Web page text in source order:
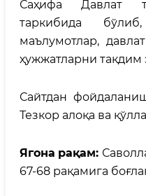
Саҳифа Давлат
таркибида
маълумотлар,
ҳужжатларни тақдим
Сайтдан
Тезкор алоқа ва
Ягона рақам:
67-68 рақамига